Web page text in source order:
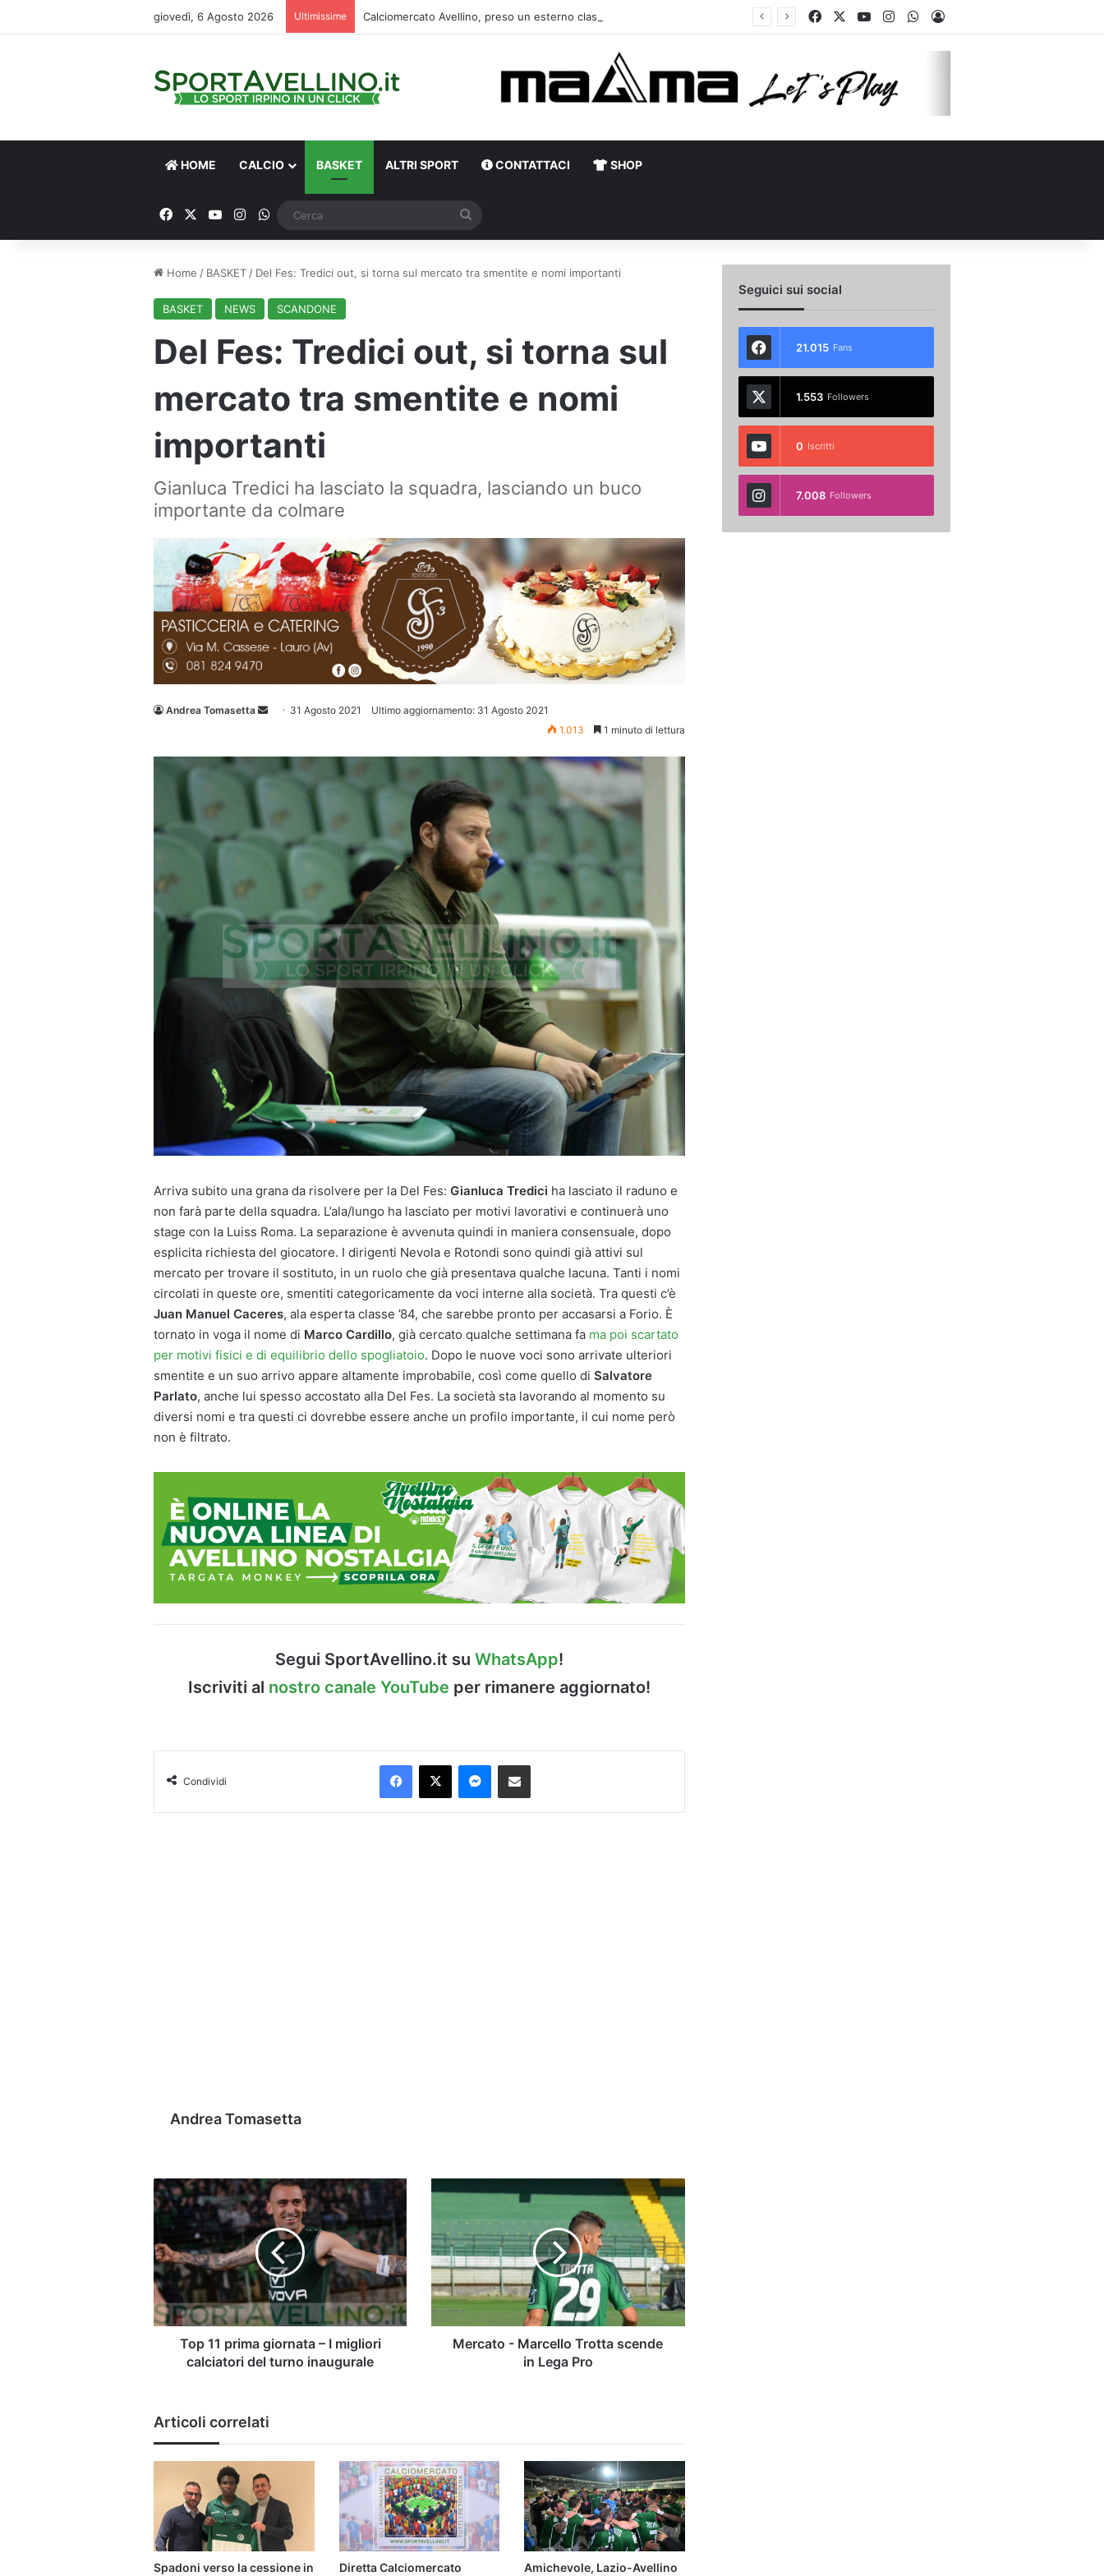
giovedì, 6 Agosto 2026 Ultimissime FacebookYou TubeInstagramWhatsApp
Accedi
HOME CALCIO BASKET ALTRI SPORT CONTATTACI SHOP
FacebookYou TubeInstagram
WhatsApp
Home / BASKET / Del Fes: Tredici out, si torna sul mercato tra smentite e nomi importanti
BASKET NEWS SCANDONE
Del Fes: Tredici out, si torna sul
mercato tra smentite e nomi
importanti
Gianluca Tredici ha lasciato la squadra, lasciando un buco
importante da colmare
Andrea Tomasetta
Invia 31 Agosto 2021
Ultimo aggiornamento: 31 Agosto 2021
1.013
1 minuto di lettura
Arriva subito una grana da risolvere per la Del Fes: Gianluca Tredici ha lasciato il raduno e
non farà parte della squadra. L’ala/lungo ha lasciato per motivi lavorativi e continuerà uno
stage con la Luiss Roma. La separazione è avvenuta quindi in maniera consensuale, dopo
esplicita richiesta del giocatore. I dirigenti Nevola e Rotondi sono quindi già attivi sul
mercato per trovare il sostituto, in un ruolo che già presentava qualche lacuna. Tanti i nomi
circolati in queste ore, smentiti categoricamente da voci interne alla società. Tra questi c’è
Juan Manuel Caceres, ala esperta classe ’84, che sarebbe pronto per accasarsi a Forio. È
tornato in voga il nome di Marco Cardillo, già cercato qualche settimana fa ma poi scartato
per motivi fisici e di equilibrio dello spogliatoio. Dopo le nuove voci sono arrivate ulteriori
smentite e un suo arrivo appare altamente improbabile, così come quello di Salvatore
Parlato, anche lui spesso accostato alla Del Fes. La società sta lavorando al momento su
diversi nomi e tra questi ci dovrebbe essere anche un profilo importante, il cui nome però
non è filtrato.
Segui SportAvellino.it su WhatsApp!
Iscriviti al nostro canale YouTube per rimanere aggiornato!
Condividi
Facebook
X Messenger
Condividi via Email
Andrea Tomasetta
Top
11
prima
giornata
–
I
migliori
calciatori
del
turno
inaugurale
Top 11 prima giornata – I migliori
calciatori del turno inaugurale
Marcello
Trotta
scende
in
Lega
Pro
Mercato - Marcello Trotta scende
in Lega Pro
Articoli correlati
Spadoni verso la cessione in Diretta Calciomercato Amichevole, Lazio-Avellino
Seguici sui social
21.015 Fans
1.553 Followers
0 Iscritti
7.008 Followers